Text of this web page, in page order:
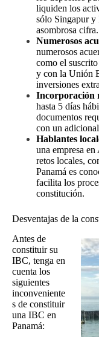
liquiden los
sólo Singapur y
asombrosa cifra.
Numerosos
numerosos
como el
y con la Unión
inversiones
Incorporación
hasta 5 días
documentos
con un
Hablantes
una empresa
retos locales,
Panamá es
facilita los
constitución.
Desventajas de la
Antes de
constituir su
IBC, tenga en
cuenta los
siguientes
inconveniente
s de constituir
una IBC en
Panamá: